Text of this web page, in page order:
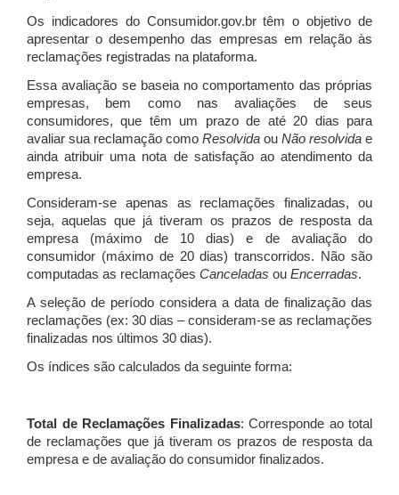
Os indicadores do Consumidor.gov.br têm o objetivo de
apresentar o desempenho das empresas em relação às
reclamações registradas na plataforma.
Essa avaliação se baseia no comportamento das próprias
empresas, bem como nas avaliações de seus
consumidores, que têm um prazo de até 20 dias para
avaliar sua reclamação como Resolvida ou Não resolvida e
ainda atribuir uma nota de satisfação ao atendimento da
empresa.
Consideram-se apenas as reclamações finalizadas, ou
seja, aquelas que já tiveram os prazos de resposta da
empresa (máximo de 10 dias) e de avaliação do
consumidor (máximo de 20 dias) transcorridos. Não são
computadas as reclamações Canceladas ou Encerradas.
A seleção de período considera a data de finalização das
reclamações (ex: 30 dias – consideram-se as reclamações
finalizadas nos últimos 30 dias).
Os índices são calculados da seguinte forma:
Total de Reclamações Finalizadas: Corresponde ao total
de reclamações que já tiveram os prazos de resposta da
empresa e de avaliação do consumidor finalizados.